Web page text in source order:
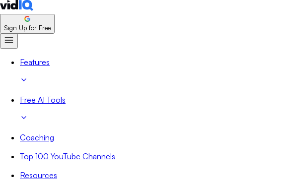
Sign Up for Free
Features
Free AI Tools
Coaching
Top 100 YouTube Channels
Resources